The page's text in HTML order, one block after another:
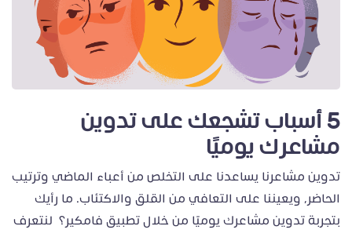
5 أسباب تشجعك على تدوين
مشاعرك يوميًا
تدوين مشاعرنا يساعدنا على التخلص من أعباء الماضي وترتيب
الحاضر، ويعيننا على التعافي من القلق والاكتئاب. ما رأيك
بتجربة تدوين مشاعرك يوميًا من خلال تطبيق فامكير؟ لنتعرف